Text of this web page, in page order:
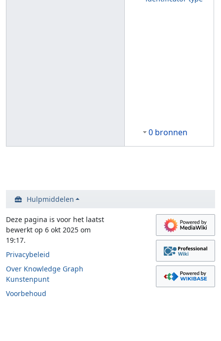
0 bronnen
Hulpmiddelen
Deze pagina is voor het laatst
bewerkt op 6 okt 2025 om
19:17.
Privacybeleid
Over Knowledge Graph
Kunstenpunt
Voorbehoud